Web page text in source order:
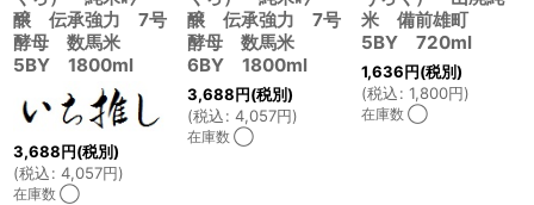
醸 伝承強力 7号
酵母 数馬米
5BY 1800ml
3,688円(税別)
(税込: 4,057円)
在庫数 ◯
醸 伝承強力 7号
酵母 数馬米
6BY 1800ml
3,688円(税別)
(税込: 4,057円)
在庫数 ◯
米 備前雄町
5BY 720ml
1,636円(税別)
(税込: 1,800円)
在庫数 ◯